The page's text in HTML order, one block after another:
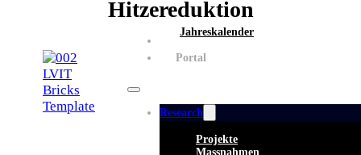
Jahreskalender
Whitepaper
Portal
Research
Projekte
Massnahmen
Hitzereduktion